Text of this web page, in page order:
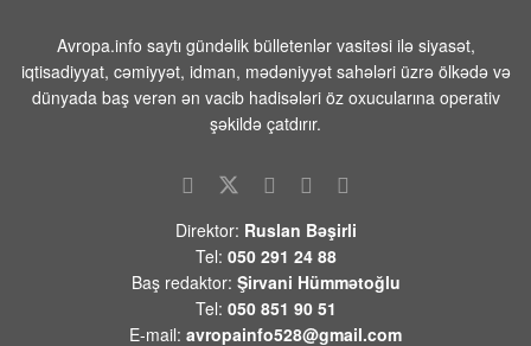
Tehranın buna münasibət bildirmə və
lazım gələrsə, üzr də istəməılidir
08 AVQUST 2026 / 11:19 5
düşdü
Pasinyan -Sülhü dönməz etmək üçün
“Qarabağ ermənilərinin geri qayıtması”
kimi mövzuları davam etdirməmək
zəruridir
Avropa.info saytı gündəlik bülletenlər vasitəsi ilə siyasət,
iqtisadiyyat, cəmiyyət, idman, mədəniyyət sahələri üzrə ölkədə və
dünyada baş verən ən vacib hadisələri öz oxucularına operativ
şəkildə çatdırır.
Direktor: Ruslan Bəşirli
Tel: 050 291 24 88
Baş redaktor: Şirvani Hümmətoğlu
Tel: 050 851 90 51
E-mail: avropainfo528@gmail.com